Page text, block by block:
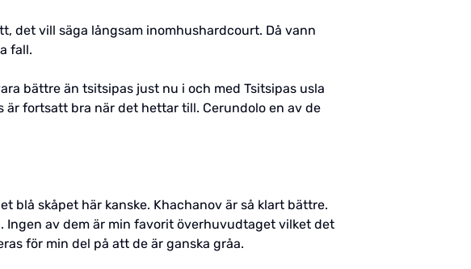
det vill säga långsam inomhushardcourt. Då vann
fall.
bättre än tsitsipas just nu i och med Tsitsipas usla
är fortsatt bra när det hettar till. Cerundolo en av de
blå skåpet här kanske. Khachanov är så klart bättre.
av dem är min favorit överhuvudtaget vilket det
för min del på att de är ganska gråa.